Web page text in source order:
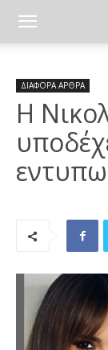
ΔΙΑΦΟΡΑ ΑΡΘΡΑ
Η